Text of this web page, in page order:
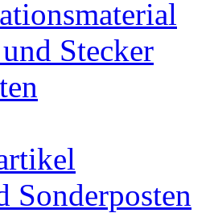
Stecker
Sonderposten